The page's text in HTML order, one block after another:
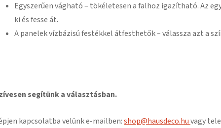
Egyszerűen vágható – tökéletesen a falhoz igazítható. Az
ki és fesse át.
A panelek vízbázisú festékkel átfesthetők – válassza azt a
segítünk a választásban.
kapcsolatba velünk e-mailben:shop@hausdeco.huvagy